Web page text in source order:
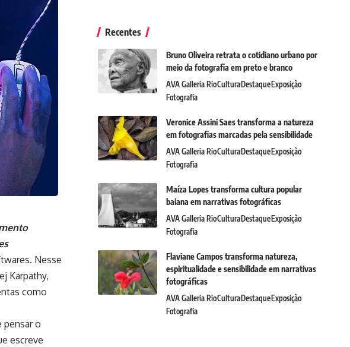
Nesse
Karpathy,
como
pensar o
escreve
Recentes
Bruno Oliveira retrata o cotidiano urbano por
meio da fotografia em preto e branco
AVA Galleria RioCulturaDestaqueExposição
Fotografia
Veronice Assini Saes transforma a natureza
em fotografias marcadas pela sensibilidade
AVA Galleria RioCulturaDestaqueExposição
Fotografia
Maíza Lopes transforma cultura popular
baiana em narrativas fotográficas
AVA Galleria RioCulturaDestaqueExposição
Fotografia
Flaviane Campos transforma natureza,
espiritualidade e sensibilidade em narrativas
fotográficas
AVA Galleria RioCulturaDestaqueExposição
Fotografia